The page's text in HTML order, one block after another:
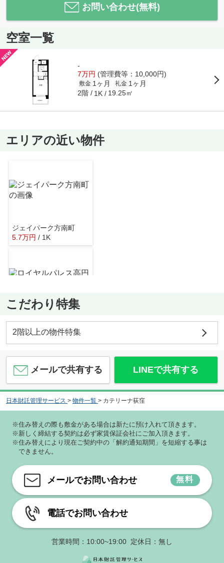
お問い合わせ(無料)
空室一覧
-
7万円 (管理費等：10,000円)
敷金 1ヶ月 礼金 1ヶ月
2階 1K 19.25㎡
エリアの近い物件
ジェイパーク方南町
5.7万円 / 1K
ＲＡＹ ＨＯＵＳＥ
Ｕ・Ｈ神田川
6.5
こだわり特集
2階以上の物件特集
メールで共有する LINEで共有する
日本財託管理サービス > 物件一覧 > カテリーナ荻窪
※住み替えの際も敷金がある場合は新たに預け入れて頂きます。
※新しく締結する契約は必ず家賃保証会社にご加入頂きます。
※住み替えにより現在ご契約中の「解約通知期間」を短縮する事は
できません。
メールでお問い合わせ 無料
電話でお問い合わせ
営業時間：10:00~19:00 定休日：無し